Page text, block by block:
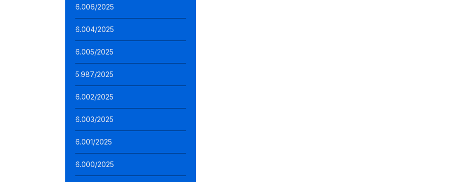
6.006/2025
6.004/2025
6.005/2025
5.987/2025
6.002/2025
6.003/2025
6.001/2025
6.000/2025